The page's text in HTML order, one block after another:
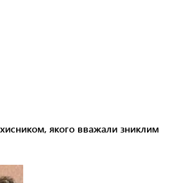
якого вважали зниклим